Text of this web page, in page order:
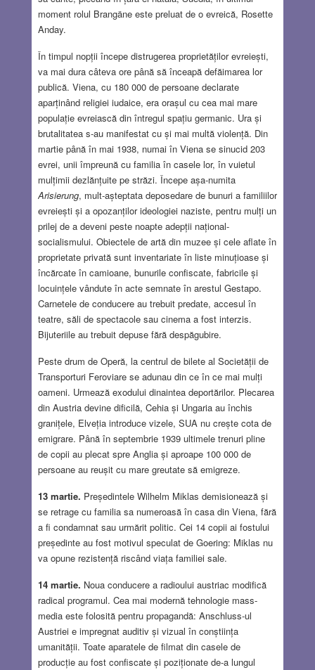
moment rolul Brangäne este preluat de o evreică, Rosette
Anday.
În timpul nopții începe distrugerea proprietăților evreiești,
va mai dura câteva ore până să înceapă defăimarea lor
publică. Viena, cu 180 000 de persoane declarate
aparținând religiei iudaice, era orașul cu cea mai mare
populație evreiască din întregul spațiu germanic. Ura și
brutalitatea s-au manifestat cu și mai multă violență. Din
martie până în mai 1938, numai în Viena se sinucid 203
evrei, unii împreună cu familia în casele lor, în vuietul
mulțimii dezlănțuite pe străzi. Începe așa-numita
Arisierung, mult-așteptata deposedare de bunuri a familiilor
evreiești și a opozanților ideologiei naziste, pentru mulți un
prilej de a deveni peste noapte adepții național-
socialismului. Obiectele de artă din muzee și cele aflate în
proprietate privată sunt inventariate în liste minuțioase și
încărcate în camioane, bunurile confiscate, fabricile și
locuințele vândute în acte semnate în arestul Gestapo.
Carnetele de conducere au trebuit predate, accesul în
teatre, săli de spectacole sau cinema a fost interzis.
Bijuteriile au trebuit depuse fără despăgubire.
Peste drum de Operă, la centrul de bilete al Societății de
Transporturi Feroviare se adunau din ce în ce mai mulți
oameni. Urmează exodului dinaintea deportărilor. Plecarea
din Austria devine dificilă, Cehia și Ungaria au închis
granițele, Elveția introduce vizele, SUA nu crește cota de
emigrare. Până în septembrie 1939 ultimele trenuri pline
de copii au plecat spre Anglia și aproape 100 000 de
persoane au reușit cu mare greutate să emigreze.
13 martie. Președintele Wilhelm Miklas demisionează și
se retrage cu familia sa numeroasă în casa din Viena, fără
a fi condamnat sau urmărit politic. Cei 14 copii ai fostului
președinte au fost motivul speculat de Goering: Miklas nu
va opune rezistență riscând viața familiei sale.
14 martie. Noua conducere a radioului austriac modifică
radical programul. Cea mai modernă tehnologie mass-
media este folosită pentru propagandă: Anschluss-ul
Austriei e impregnat auditiv și vizual în conștiința
umanității. Toate aparatele de filmat din casele de
producție au fost confiscate și poziționate de-a lungul